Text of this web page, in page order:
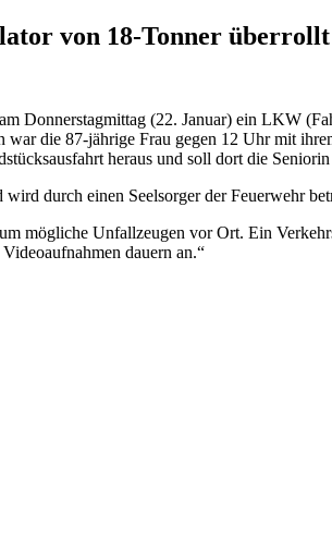
von 18-Tonner überrollt
Donnerstagmittag (22. Januar) ein LKW
war die 87-jährige Frau gegen 12 Uhr mit
heraus und soll dort die
durch einen Seelsorger der Feuerwehr
mögliche Unfallzeugen vor Ort. Ein
dauern an.“